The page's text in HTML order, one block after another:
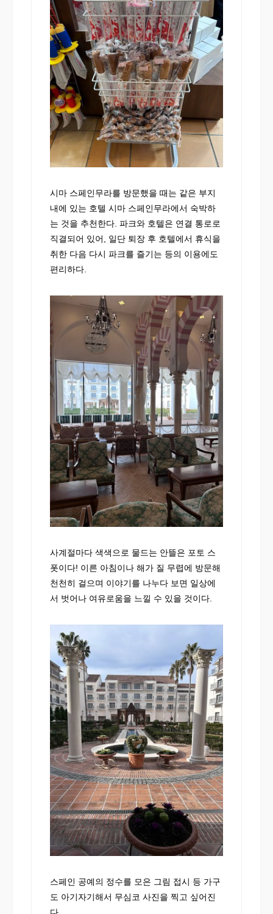
시마 스페인무라를 방문했을 때는 같은 부지
내에 있는 호텔 시마 스페인무라에서 숙박하
는 것을 추천한다. 파크와 호텔은 연결 통로로
직결되어 있어, 일단 퇴장 후 호텔에서 휴식을
취한 다음 다시 파크를 즐기는 등의 이용에도
편리하다.
사계절마다 색색으로 물드는 안뜰은 포토 스
폿이다! 이른 아침이나 해가 질 무렵에 방문해
천천히 걸으며 이야기를 나누다 보면 일상에
서 벗어나 여유로움을 느낄 수 있을 것이다.
스페인 공예의 정수를 모은 그림 접시 등 가구
도 아기자기해서 무심코 사진을 찍고 싶어진
다.